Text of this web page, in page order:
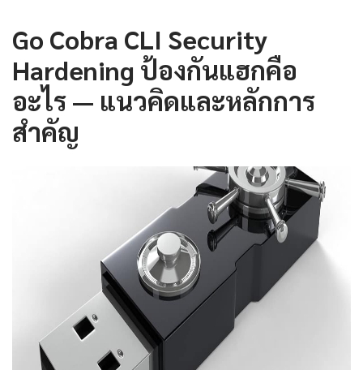
Go Cobra CLI Security
Hardening ป้องกันแฮกคือ
อะไร — แนวคิดและหลักการ
สำคัญ